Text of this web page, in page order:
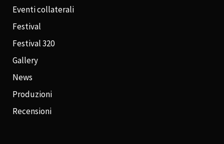
Eventi collaterali
Festival
Festival 320
Gallery
News
Produzioni
Recensioni